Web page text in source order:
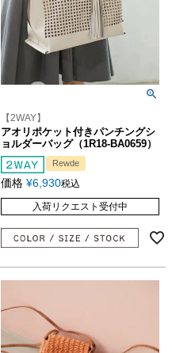
【2WAY】
アオリポケット付きパンチングシ
ョルダーバッグ（1R18-BA0659）
Rewde
価格 ¥6,930税込
入荷リクエスト受付中